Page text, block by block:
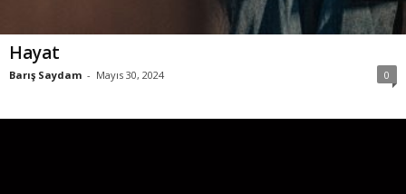
Hayat
Barış Saydam - Mayıs 30, 2024 0